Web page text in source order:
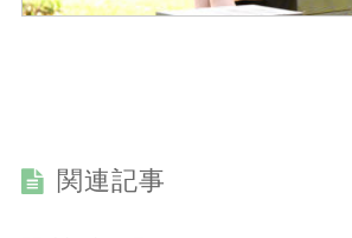
関連記事